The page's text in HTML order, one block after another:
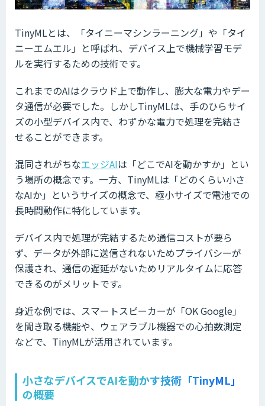
TinyMLとは、「タイニーマシンラーニング」や「タイ
ニーエムエル」と呼ばれ、デバイス上で機械学習モデ
ルを実行するための技術です。
これまでのAIはクラウド上で動作し、膨大な電力やデー
タ通信が必要でした。しかしTinyMLは、手のひらサイ
ズの小型デバイス内で、わずかな電力で処理を完結さ
せることができます。
混同されがちなエッジAIは「どこでAIを動かすか」とい
う場所の概念です。一方、TinyMLは「どのくらい小さ
なAIか」というサイズの概念で、極小サイズで電池での
長時間動作に特化しています。
デバイス内で処理が完結するため通信コストが要ら
ず、データが外部に送信されないためプライバシーが
保護され、通信の遅延がないためリアルタイムに応答
できるのがメリットです。
身近な例では、スマートスピーカーが「OK Google」
を聞き取る機能や、ウェアラブル機器での心拍数測定
などで、TinyMLが活用されています。
小さなデバイスでAIを動かす技術「TinyML」
の概要